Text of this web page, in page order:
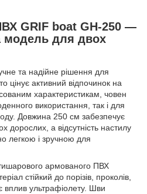
GRIF boat GH-250 —
модель для двох
та надійне рішення для
цінує активний відпочинок на
характеристикам, човен
використання, так і для
Довжина 250 см забезпечує
дорослих, а відсутність настилу
легкою і зручною для
армованого ПВХ
стійкий до порізів, проколів,
вплив ультрафіолету. Шви